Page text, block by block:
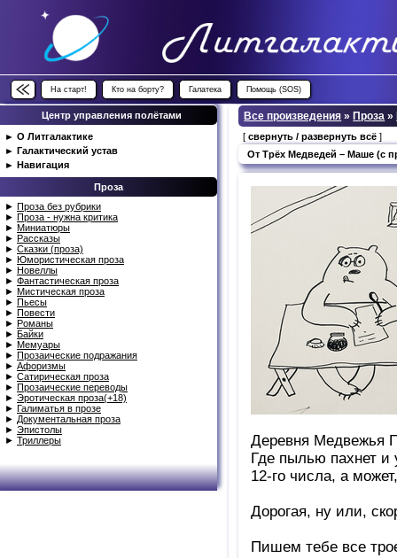
На старт! Кто на борту? Галатека Помощь (SOS)
Центр управления полётами
► О Литгалактике
► Галактический устав
► Навигация
Проза
► Проза без рубрики
► Проза - нужна критика
► Миниатюры
► Рассказы
► Сказки (проза)
► Юмористическая проза
► Новеллы
► Фантастическая проза
► Мистическая проза
► Пьесы
► Повести
► Романы
► Байки
► Мемуары
► Прозаические подражания
► Афоризмы
► Сатирическая проза
► Прозаические переводы
► Эротическая проза(+18)
► Галиматья в прозе
► Документальная проза
► Эпистолы
► Триллеры
Все произведения » Проза »
[свернуть / развернуть всё ]
От Трёх Медведей – Маше (с
­­­­Деревня Медвежья
Где пылью пахнет и
12-го числа, а
Дорогая, ну или,
Пишем тебе все